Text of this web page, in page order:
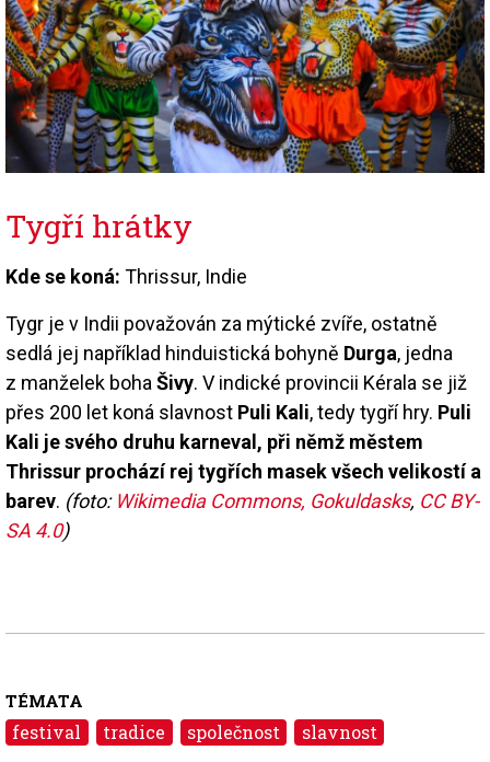
Tygří hrátky
Kde se koná: Thrissur, Indie
Tygr je v Indii považován za mýtické zvíře, ostatně
sedlá jej například hinduistická bohyně Durga, jedna
z manželek boha Šivy. V indické provincii Kérala se již
přes 200 let koná slavnost Puli Kali, tedy tygří hry. Puli
Kali je svého druhu karneval, při němž městem
Thrissur prochází rej tygřích masek všech velikostí a
barev. (foto: Wikimedia Commons, Gokuldasks, CC BY-
SA 4.0)
TÉMATA
festival tradice společnost slavnost